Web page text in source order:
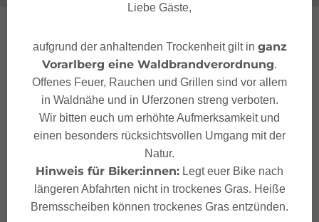
Liebe Gäste,
aufgrund der anhaltenden Trockenheit gilt in ganz
Vorarlberg eine Waldbrandverordnung.
Offenes Feuer, Rauchen und Grillen sind vor allem
in Waldnähe und in Uferzonen streng verboten.
Wir bitten euch um erhöhte Aufmerksamkeit und
einen besonders rücksichtsvollen Umgang mit der
Natur.
Hinweis für Biker:innen: Legt euer Bike nach
längeren Abfahrten nicht in trockenes Gras. Heiße
Bremsscheiben können trockenes Gras entzünden.